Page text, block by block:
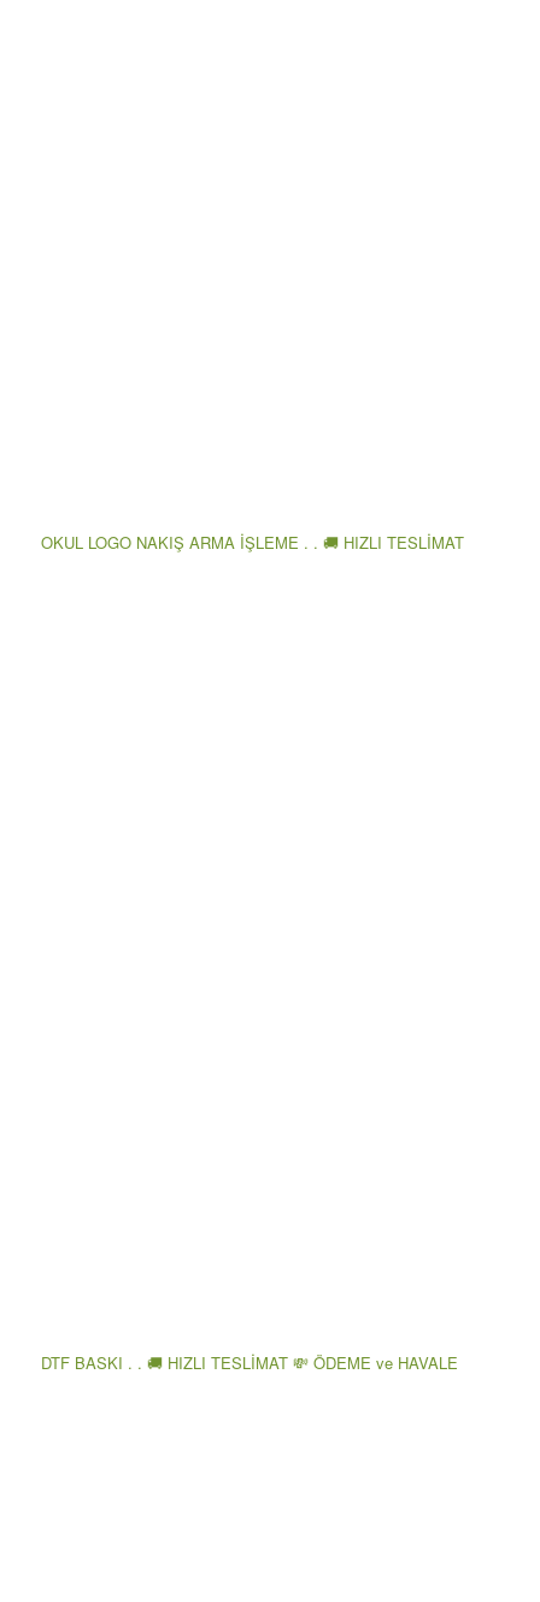
OKUL LOGO NAKIŞ ARMA İŞLEME . . 🚚 HIZLI TESLİMAT
DTF BASKI . . 🚚 HIZLI TESLİMAT 💸 ÖDEME ve HAVALE